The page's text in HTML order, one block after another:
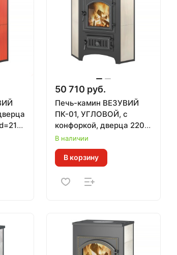
50 710 руб.
Печь-камин ВЕЗУВИЙ
ПК-01, УГЛОВОЙ, с
конфоркой, дверца 220,
d=213 мм, бежевый, 9
кВт (150 м.куб)
В наличии
В корзину